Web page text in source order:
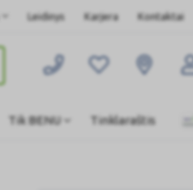
Leidinys Karjera Kontaktai
Tik BENU Tinklaraštis